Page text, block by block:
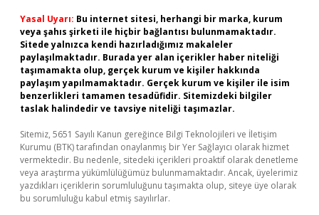
Yasal Uyarı: Bu internet sitesi, herhangi bir marka, kurum
veya şahıs şirketi ile hiçbir bağlantısı bulunmamaktadır.
Sitede yalnızca kendi hazırladığımız makaleler
paylaşılmaktadır. Burada yer alan içerikler haber niteliği
taşımamakta olup, gerçek kurum ve kişiler hakkında
paylaşım yapılmamaktadır. Gerçek kurum ve kişiler ile isim
benzerlikleri tamamen tesadüfidir. Sitemizdeki bilgiler
taslak halindedir ve tavsiye niteliği taşımazlar.
Sitemiz, 5651 Sayılı Kanun gereğince Bilgi Teknolojileri ve İletişim
Kurumu (BTK) tarafından onaylanmış bir Yer Sağlayıcı olarak hizmet
vermektedir. Bu nedenle, sitedeki içerikleri proaktif olarak denetleme
veya araştırma yükümlülüğümüz bulunmamaktadır. Ancak, üyelerimiz
yazdıkları içeriklerin sorumluluğunu taşımakta olup, siteye üye olarak
bu sorumluluğu kabul etmiş sayılırlar.